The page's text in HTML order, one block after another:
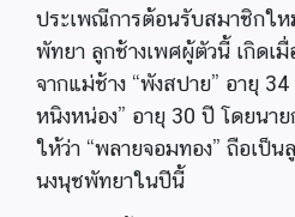
ประเพณีการต้อนรับสมาชิกให
พัทยา ลูกช้างเพศผู้ตัวนี้ เกิดเ
จากแม่ช้าง “พังสปาย” อายุ
หนิงหน่อง” อายุ 30 ปี โดยนา
ให้ว่า “พลายจอมทอง” ถือเป็
นงนุชพัทยาในปีนี้